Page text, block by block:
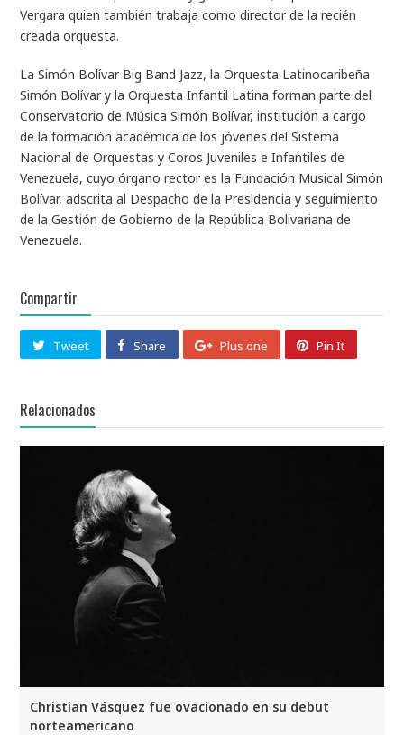
Vergara quien también trabaja como director de la recién
creada orquesta.
La Simón Bolívar Big Band Jazz, la Orquesta Latinocaribeña
Simón Bolívar y la Orquesta Infantil Latina forman parte del
Conservatorio de Música Simón Bolívar, institución a cargo
de la formación académica de los jóvenes del Sistema
Nacional de Orquestas y Coros Juveniles e Infantiles de
Venezuela, cuyo órgano rector es la Fundación Musical Simón
Bolívar, adscrita al Despacho de la Presidencia y seguimiento
de la Gestión de Gobierno de la República Bolivariana de
Venezuela.
Compartir
Tweet Share Plus one Pin It
Relacionados
Christian Vásquez fue ovacionado en su debut
norteamericano